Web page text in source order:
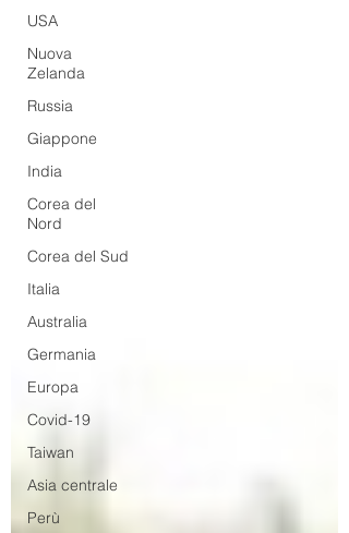
USA
Nuova
Zelanda
Russia
Giappone
India
Corea del
Nord
Corea del Sud
Italia
Australia
Germania
Europa
Covid-19
Taiwan
Asia centrale
Perù